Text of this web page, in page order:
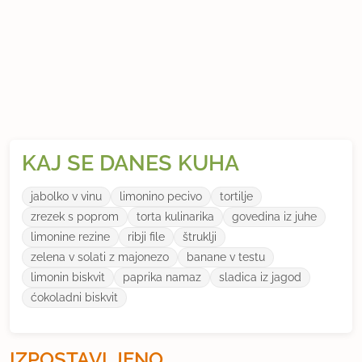
KAJ SE DANES KUHA
jabolko v vinu limonino pecivo
tortilje
zrezek s poprom
torta kulinarika
govedina iz juhe
limonine rezine
ribji file
štruklji
zelena v solati z majonezo
banane v testu
limonin biskvit
paprika namaz
sladica iz jagod
ćokoladni biskvit